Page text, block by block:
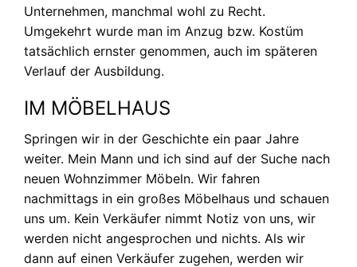
Unternehmen, manchmal wohl zu Recht.
Umgekehrt wurde man im Anzug bzw. Kostüm
tatsächlich ernster genommen, auch im späteren
Verlauf der Ausbildung.
IM MÖBELHAUS
Springen wir in der Geschichte ein paar Jahre
weiter. Mein Mann und ich sind auf der Suche nach
neuen Wohnzimmer Möbeln. Wir fahren
nachmittags in ein großes Möbelhaus und schauen
uns um. Kein Verkäufer nimmt Notiz von uns, wir
werden nicht angesprochen und nichts. Als wir
dann auf einen Verkäufer zugehen, werden wir